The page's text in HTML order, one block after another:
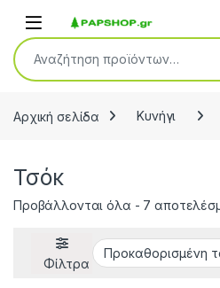
Open
Αναζήτηση για:
Αρχική σελίδα Κυνήγι
Τσόκ
Προβάλλονται όλα - 7
Φίλτρα